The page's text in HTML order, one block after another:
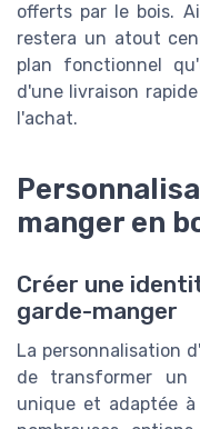
offerts par le bois.
restera un atout
plan fonctionnel
d'une livraison
l'achat.
manger en
Créer une
garde-manger
La personnalisation
de transformer un
unique et adaptée